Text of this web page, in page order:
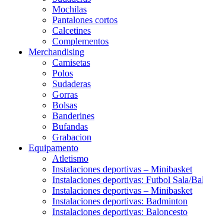
Mochilas
Pantalones cortos
Calcetines
Complementos
Merchandising
Camisetas
Polos
Sudaderas
Gorras
Bolsas
Banderines
Bufandas
Grabacion
Equipamento
Atletismo
Instalaciones deportivas – Minibasket
Instalaciones deportivas: Futbol Sala/
Instalaciones deportivas – Minibasket
Instalaciones deportivas: Badminton
Instalaciones deportivas: Baloncesto